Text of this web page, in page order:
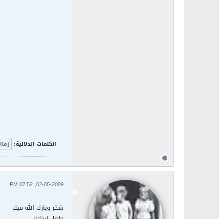
الكلمات الدلالية:
02-05-2009, 07:52 PM
شكر وبارك الله فيك